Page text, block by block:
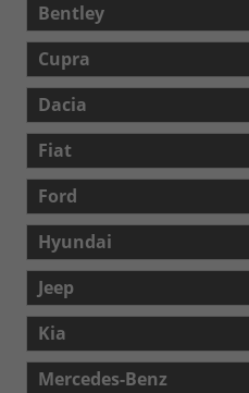
Bentley
Cupra
Dacia
Fiat
Ford
Hyundai
Jeep
Kia
Mercedes-Benz